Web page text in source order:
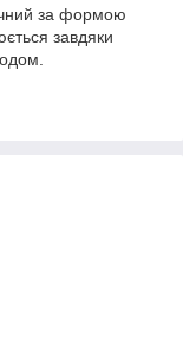
за формою
завдяки